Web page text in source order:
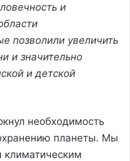
и
позволили увеличить
и значительно
и детской
необходимость
планеты. Мы
климатическим